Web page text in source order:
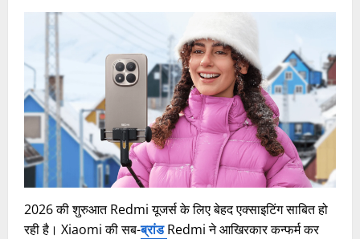
2026 की शुरुआत Redmi यूजर्स के लिए बेहद एक्साइटिंग साबित हो
रही है। Xiaomi की सब-ब्रांडRedmi ने आखिरकार कन्फर्म कर